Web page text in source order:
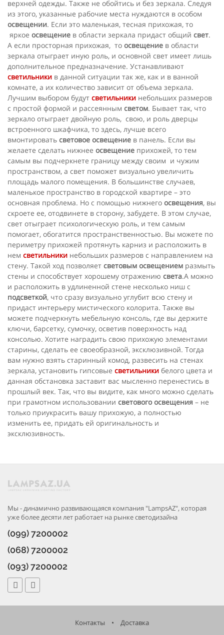
верхней одежды. Также не обойтись и без зеркала. Следуя
из этого, указанные рабочие места нуждаются в особом
освещении. Если это маленькая, тесная прихожая, то
яркое освещение в области зеркала придаст общий свет.
А если просторная прихожая, то освещение в области
зеркала отыграет иную роль, и основной свет имеет лишь
дополнительное предназначение. Устанавливают
светильники в данной ситуации так же, как и в ванной
комнате, а их количество зависит от объема зеркала.
Лучшим выбором будут светильники небольших размеров
с простой формой и рассеянным светом. Бывает так, что
зеркало отыграет двойную роль, свою, и роль дверцы
встроенного шкафчика, то здесь, лучше всего
вмонтировать световое освещение в панель. Если вы
желаете сделать нижнее освещение прихожей, то тем
самым вы подчеркнете границу между своим и чужим
пространством, а свет поможет визуально увеличить
площадь малого помещения. В большинстве случаев,
маленькое пространство в городской квартире – это
основная проблема. Но с помощью нижнего освещения, вы
скроете ее, отодвинете в сторону, забудете. В этом случае,
свет отыграет психологическую роль, и тем самым
помогает, обогатится пространственностью. Вы можете по
периметру прихожей протянуть карниз и расположить в
нем светильники небольших размеров с направлением на
стену. Такой ход позволяет световым освещением размыть
стены и способствует хорошему отражению света.А можно
и расположить в удлиненной стене несколько ниш с
подсветкой, что сразу визуально углубит всю стену и
придаст интерьеру мистического колорита. Также вы
можете подчеркнуть мебельную консоль, где вы держите
ключи, барсетку, сумочку, осветив поверхность над
консолью. Хотите наградить свою прихожую элементами
старины, сделать ее своеобразной, эксклюзивной. Тогда
вам нужно взять старинный комод, развесить на стенах
зеркала, установить гипсовые светильники белого цвета и
данная обстановка заставит вас мысленно перенестись в
прошлый век. Так, что вы видите, как много можно сделать
при грамотном использовании светового освещения – не
только приукрасить вашу прихожую, а полностью
изменить ее, придать ей оригинальность и
эксклюзивность.
Мы - динамично развивающаяся компания "LampsAZ", которая
уже более десяти лет работает на рынке светодизайна
(099) 7200002
(068) 7200002
(093) 7200002
Контакты • Доставка